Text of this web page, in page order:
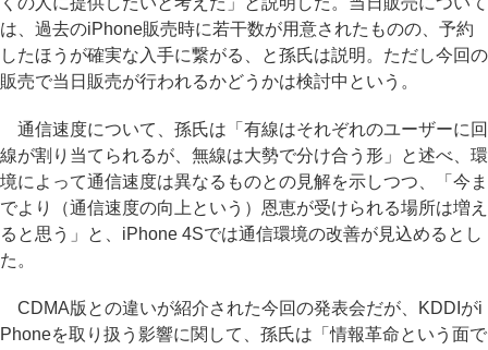
は、過去のiPhone販売時に若干数が用意されたものの、予約
したほうが確実な入手に繋がる、と孫氏は説明。ただし今回の
販売で当日販売が行われるかどうかは検討中という。
通信速度について、孫氏は「有線はそれぞれのユーザーに回
線が割り当てられるが、無線は大勢で分け合う形」と述べ、環
境によって通信速度は異なるものとの見解を示しつつ、「今ま
でより（通信速度の向上という）恩恵が受けられる場所は増え
ると思う」と、iPhone 4Sでは通信環境の改善が見込めるとし
た。
CDMA版との違いが紹介された今回の発表会だが、KDDIがi
Phoneを取り扱う影響に関して、孫氏は「情報革命という面で